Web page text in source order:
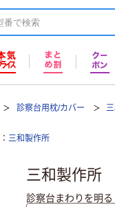
診察台用枕/カバー
三和製作所
三和製作所
診察台まわりを明る